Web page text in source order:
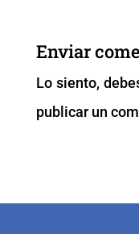
b
o
o
k
Enviar
Lo siento,
publicar un